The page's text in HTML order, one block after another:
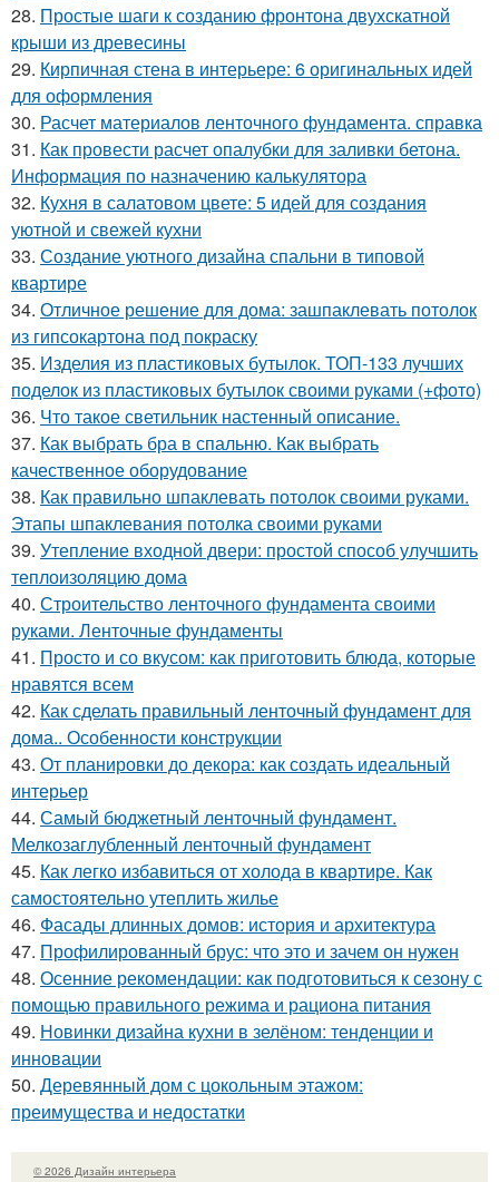
28. Простые шаги к созданию фронтона двухскатной
крыши из древесины
29. Кирпичная стена в интерьере: 6 оригинальных идей
для оформления
30. Расчет материалов ленточного фундамента. справка
31. Как провести расчет опалубки для заливки бетона.
Информация по назначению калькулятора
32. Кухня в салатовом цвете: 5 идей для создания
уютной и свежей кухни
33. Создание уютного дизайна спальни в типовой
квартире
34. Отличное решение для дома: зашпаклевать потолок
из гипсокартона под покраску
35. Изделия из пластиковых бутылок. ТОП-133 лучших
поделок из пластиковых бутылок своими руками (+фото)
36. Что такое светильник настенный описание.
37. Как выбрать бра в спальню. Как выбрать
качественное оборудование
38. Как правильно шпаклевать потолок своими руками.
Этапы шпаклевания потолка своими руками
39. Утепление входной двери: простой способ улучшить
теплоизоляцию дома
40. Строительство ленточного фундамента своими
руками. Ленточные фундаменты
41. Просто и со вкусом: как приготовить блюда, которые
нравятся всем
42. Как сделать правильный ленточный фундамент для
дома.. Особенности конструкции
43. От планировки до декора: как создать идеальный
интерьер
44. Самый бюджетный ленточный фундамент.
Мелкозаглубленный ленточный фундамент
45. Как легко избавиться от холода в квартире. Как
самостоятельно утеплить жилье
46. Фасады длинных домов: история и архитектура
47. Профилированный брус: что это и зачем он нужен
48. Осенние рекомендации: как подготовиться к сезону с
помощью правильного режима и рациона питания
49. Новинки дизайна кухни в зелёном: тенденции и
инновации
50. Деревянный дом с цокольным этажом:
преимущества и недостатки
© 2026 Дизайн интерьера